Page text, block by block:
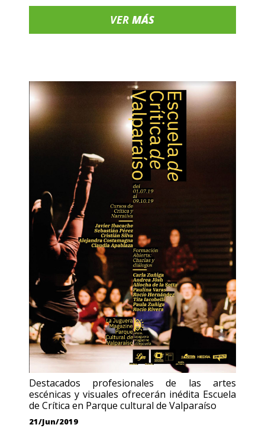
VERMÁS
Destacados profesionales de las artes
escénicas y visuales ofrecerán inédita Escuela
de Crítica en Parque cultural de Valparaíso
21/Jun/2019